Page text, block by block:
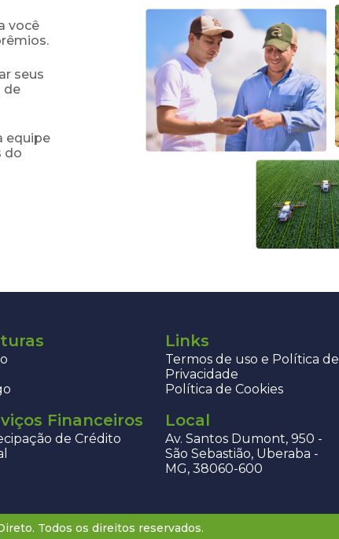
você
seus
de
equipe
do
Links
Termos de uso e Política de
Privacidade
Política de Cookies
Financeiros
de Crédito
Local
Av. Santos Dumont, 950 -
São Sebastião, Uberaba -
MG, 38060-600
Todos os direitos reservados.